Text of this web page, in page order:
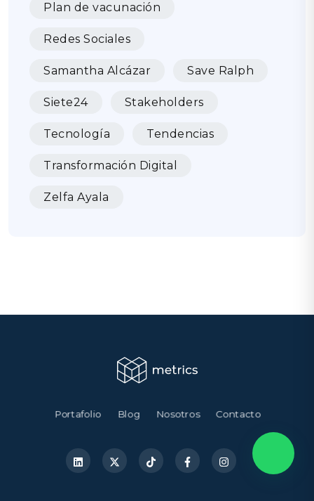
Plan de vacunación
Redes Sociales
Samantha Alcázar Save Ralph
Siete24 Stakeholders
Tecnología Tendencias
Transformación Digital
Zelfa Ayala
Portafolio Blog Nosotros Contacto